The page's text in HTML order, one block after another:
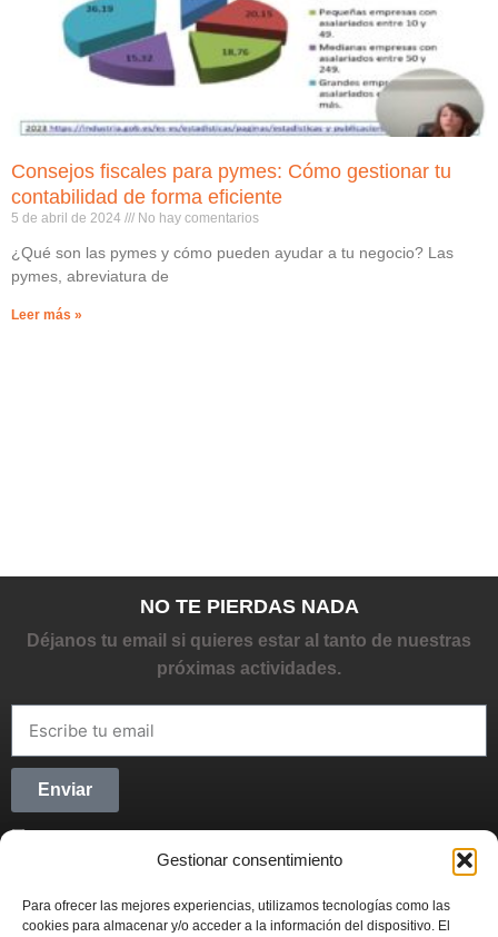
Gestionar consentimiento
Para ofrecer las mejores experiencias, utilizamos tecnologías como las
cookies para almacenar y/o acceder a la información del dispositivo. El
Consejos fiscales para pymes: Cómo gestionar tu
contabilidad de forma eficiente
5 de abril de 2024 No hay comentarios
¿Qué son las pymes y cómo pueden ayudar a tu negocio? Las
pymes, abreviatura de
Leer más »
NO TE PIERDAS NADA
Déjanos tu email si quieres estar al tanto de nuestras
próximas actividades.
Enviar
Síguenos en Redes Sociales y forma parte del